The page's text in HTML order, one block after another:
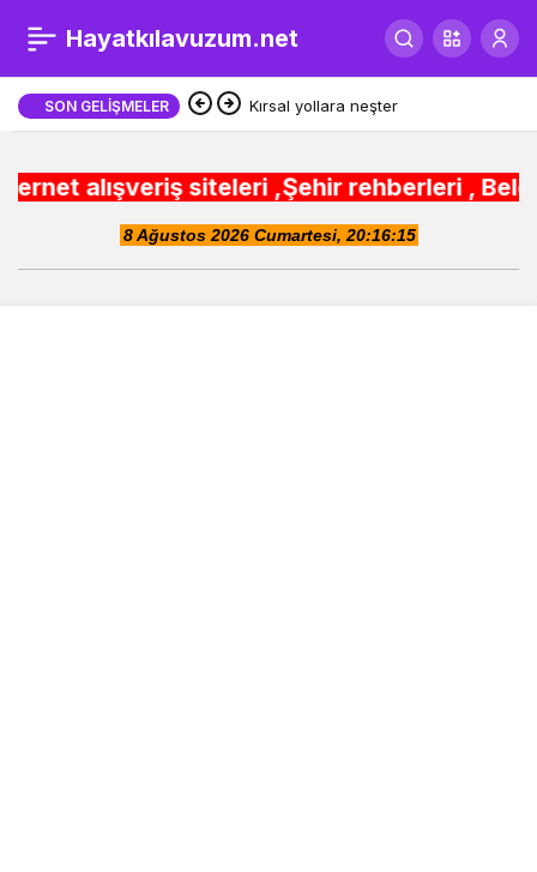
Hayatkılavuzum.net
SON GELIŞMELER Kırsal yollara neşter
alışveriş siteleri ,Şehir rehberleri ,
Kocaeli A Takımı, şehri
bayrama hazırlıyor
0